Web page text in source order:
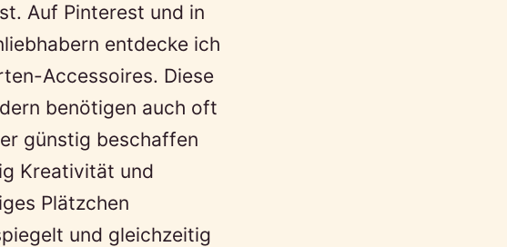
Auf Pinterest und in
entdecke ich
Accessoires. Diese
benötigen auch oft
günstig beschaffen
Kreativität und
Plätzchen
und gleichzeitig